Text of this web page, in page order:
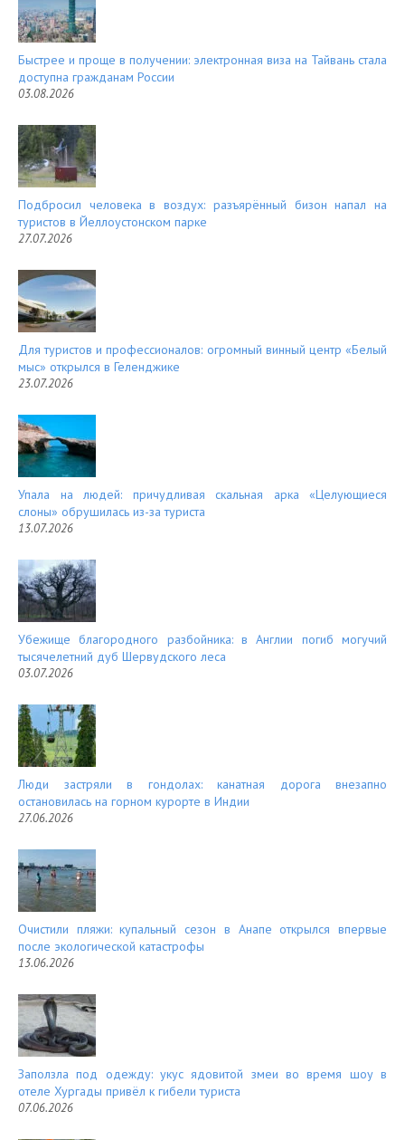
Быстрее и проще в получении: электронная виза на Тайвань стала
доступна гражданам России
03.08.2026
Подбросил человека в воздух: разъярённый бизон напал на
туристов в Йеллоустонском парке
27.07.2026
Для туристов и профессионалов: огромный винный центр «Белый
мыс» открылся в Геленджике
23.07.2026
Упала на людей: причудливая скальная арка «Целующиеся
слоны» обрушилась из-за туриста
13.07.2026
Убежище благородного разбойника: в Англии погиб могучий
тысячелетний дуб Шервудского леса
03.07.2026
Люди застряли в гондолах: канатная дорога внезапно
остановилась на горном курорте в Индии
27.06.2026
Очистили пляжи: купальный сезон в Анапе открылся впервые
после экологической катастрофы
13.06.2026
Заползла под одежду: укус ядовитой змеи во время шоу в
отеле Хургады привёл к гибели туриста
07.06.2026